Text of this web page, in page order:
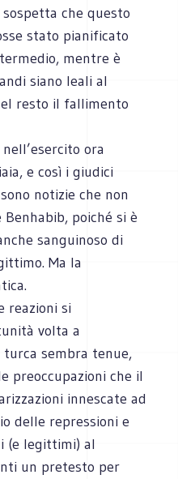
che questo
stato pianificato
mentre è
siano leali al
resto il fallimento
ora
e così i giudici
notizie che non
poiché si è
sanguinoso di
Ma la
reazioni si
volta a
sembra tenue,
preoccupazioni che il
innescate ad
delle repressioni e
(e legittimi) al
un pretesto per